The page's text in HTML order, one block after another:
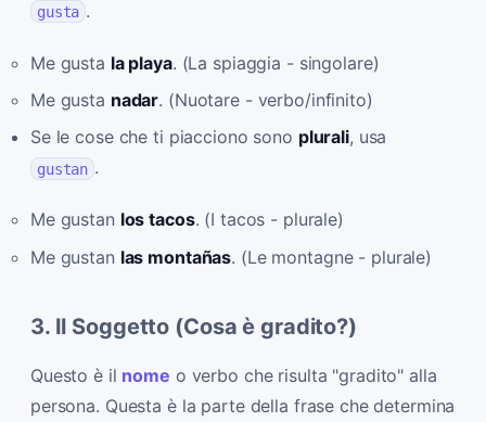
gusta .
Me gusta la playa. (La spiaggia - singolare)
Me gusta nadar. (Nuotare - verbo/infinito)
Se le cose che ti piacciono sono plurali, usa
gustan .
Me gustan los tacos. (I tacos - plurale)
Me gustan las montañas. (Le montagne - plurale)
3. Il Soggetto (Cosa è gradito?)
Questo è il nome o verbo che risulta "gradito" alla
persona. Questa è la parte della frase che determina